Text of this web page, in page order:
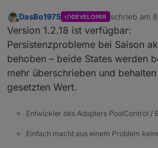
Offline
DasBo1975 DEVELOPER schrieb am
zuletzt
Version 1.2.18 ist verfügbar:
Persistenzprobleme bei Saison
behoben – beide States werden
mehr überschrieben und
gesetzten Wert.
Entwickler des Adapters PoolControl /
Einfach macht aus einem Problem